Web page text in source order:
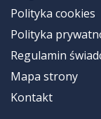
Polityka cookies
Polityka
Regulamin
Mapa strony
Kontakt